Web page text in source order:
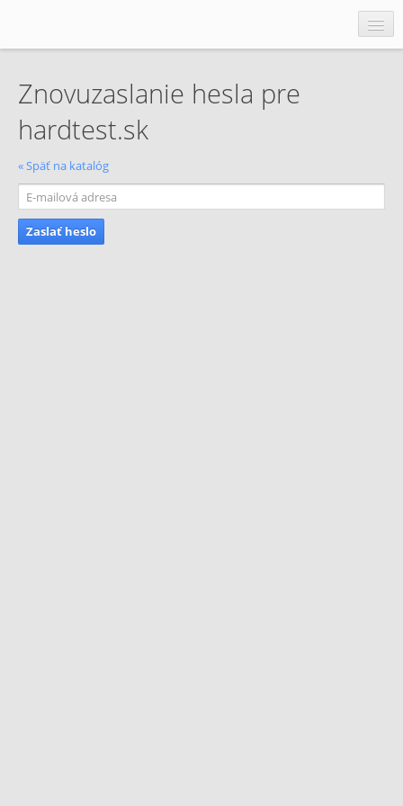
Katalóg stránok
PR články
Pridať stránku
Pridať PR
Kontakt
Znovuzaslanie hesla pre
hardtest.sk
« Späť na katalóg